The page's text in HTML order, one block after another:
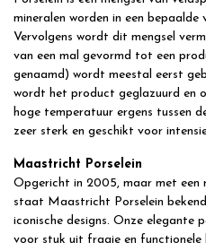
mineralen worden in een bepaalde
Vervolgens wordt dit mengsel
van een mal gevormd tot een
genaamd) wordt meestal eerst
wordt het product geglazuurd en
hoge temperatuur ergens tussen
zeer sterk en geschikt voor
Maastricht Porselein
Opgericht in 2005, maar met een
staat Maastricht Porselein
iconische designs. Onze elegante
voor stuk uit fraaie en functionele